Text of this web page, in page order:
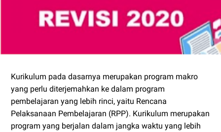
Kurikulum pada dasarnya merupakan program makro
yang perlu diterjemahkan ke dalam program
pembelajaran yang lebih rinci, yaitu Rencana
Pelaksanaan Pembelajaran (RPP). Kurikulum merupakan
program yang berjalan dalam jangka waktu yang lebih